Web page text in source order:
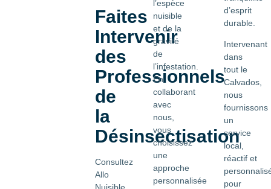
Faites
Intervenir
des
Professionnels
de
la
Désinsectisation
Consultez
Allo
l’espèce
nuisible
et de la
gravité
de
l’infestation.
En
collaborant
avec
nous,
vous
choisissez
une
approche
personnalisée
d’esprit
durable.
Intervenant
dans
tout le
Calvados,
nous
fournissons
un
service
local,
réactif et
pour